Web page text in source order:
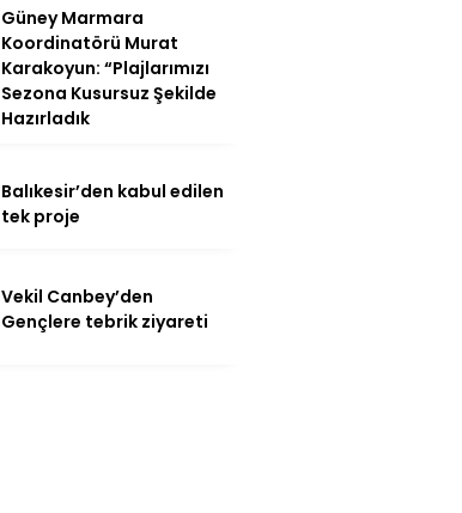
Güney Marmara
Koordinatörü Murat
Karakoyun: “Plajlarımızı
Sezona Kusursuz Şekilde
Hazırladık
Balıkesir’den kabul edilen
tek proje
Vekil Canbey’den
Gençlere tebrik ziyareti